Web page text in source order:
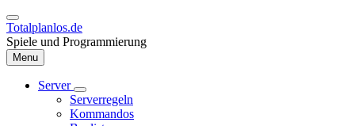
Direkt
zum
Inhalt
Totalplanlos.de
Spiele und Programmierung
Menu
Hauptnavigation
Server
Unternavigation
von
Server
Serverregeln
Kommandos